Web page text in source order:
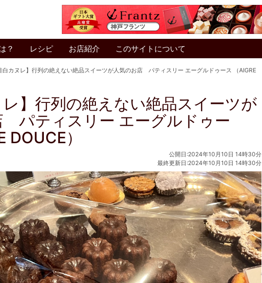
？ レシピ お店紹介 このサイトについて
白カヌレ】行列の絶えない絶品スイーツが人気のお店 パティスリー エーグルドゥース （AIGRE
レ】行列の絶えない絶品スイーツが
パティスリー エーグルドゥー
DOUCE）
公開日:2024年10月10日 14時30分
最終更新日:2024年10月10日 14時30分